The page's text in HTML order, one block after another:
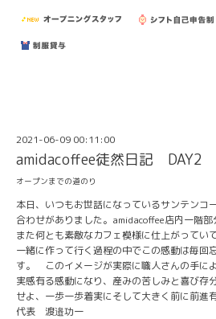
2021-06-09 00:11:00
amidacoffee徒然日記 DAY2
オープンまでの道のり
本日、いつもお世話になっているサンテンコ
合わせがありました。amidacoffee店内一階
また何とも素敵なカフェ模様に仕上がってい
一緒に作って行く過程の中でこの感動は毎回
す。 このイメージが実際に職人さんの手に
実感有る感動になり、産みの苦しみと喜び
せよ、一歩一歩着実にそして大きく前に前
代表 渡邉功一